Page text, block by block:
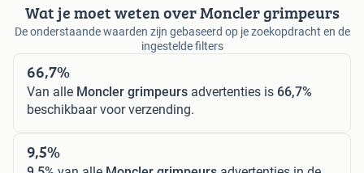
Wat je moet weten over Moncler grimpeurs
De onderstaande waarden zijn gebaseerd op je zoekopdracht en de
ingestelde filters
66,7%
Van alle Moncler grimpeurs advertenties is 66,7%
beschikbaar voor verzending.
9,5%